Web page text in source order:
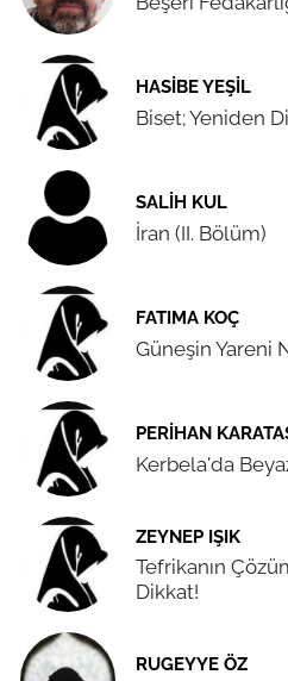
HASIBE YEŞIL
Biset; Yeniden
SALIH KUL
İran (II. Bölüm)
FATIMA KOÇ
Güneşin Yareni
PERIHAN
Kerbela'da
ZEYNEP IŞIK
Tefrikanın
Dikkat!
RUGEYYE ÖZ